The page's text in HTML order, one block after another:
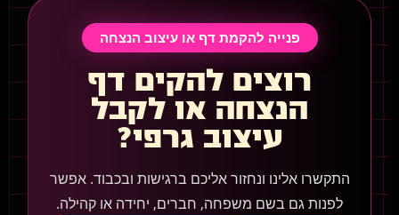
פנייה להקמת דף או עיצוב הנצחה
רוצים להקים דף
הנצחה או לקבל
עיצוב גרפי?
התקשרו אלינו ונחזור אליכם ברגישות ובכבוד. אפשר
לפנות גם בשם משפחה, חברים, יחידה או קהילה.